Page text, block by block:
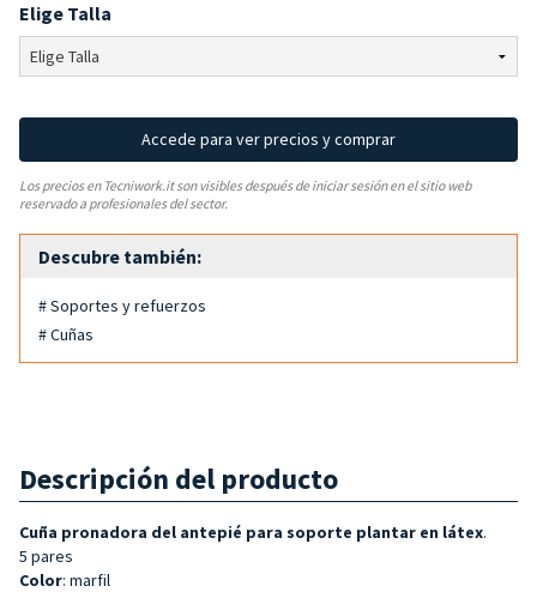
Elige Talla
Accede para ver precios y comprar
Los precios en Tecniwork.it son visibles después de iniciar sesión en el sitio web
reservado a profesionales del sector.
Descubre también:
# Soportes y refuerzos
# Cuñas
Descripción del producto
Cuña pronadora del antepié para soporte plantar en látex.
5 pares
Color: marfil